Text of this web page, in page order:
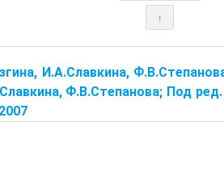
↑
И.А.Славкина,
Ф.В.Степанова; Под